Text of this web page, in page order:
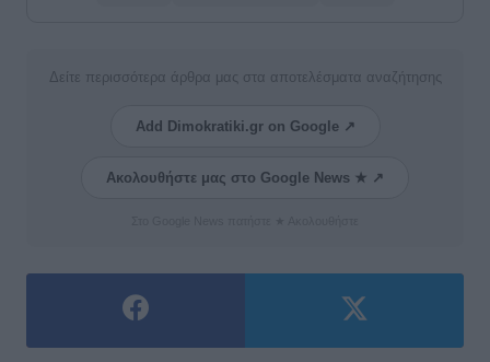
Δείτε περισσότερα άρθρα μας στα αποτελέσματα αναζήτησης
Add Dimokratiki.gr on Google ↗
Ακολουθήστε μας στο Google News ★ ↗